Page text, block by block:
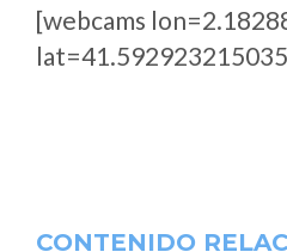
[webcams
CONTENIDO